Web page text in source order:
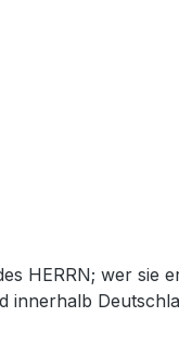
innerhalb